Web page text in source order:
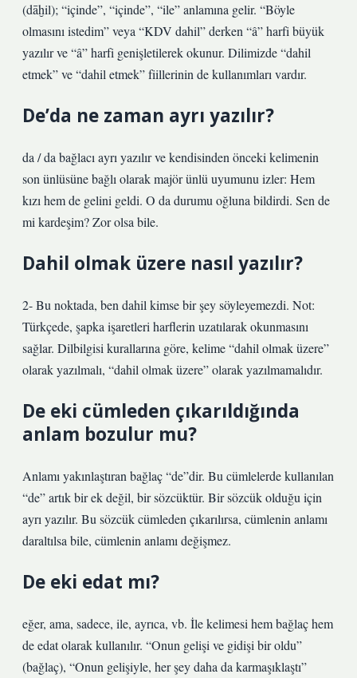
(dāḫil); “içinde”, “içinde”, “ile” anlamına gelir. “Böyle
olmasını istedim” veya “KDV dahil” derken “â” harfi büyük
yazılır ve “â” harfi genişletilerek okunur. Dilimizde “dahil
etmek” ve “dahil etmek” fiillerinin de kullanımları vardır.
De’da ne zaman ayrı yazılır?
da / da bağlacı ayrı yazılır ve kendisinden önceki kelimenin
son ünlüsüne bağlı olarak majör ünlü uyumunu izler: Hem
kızı hem de gelini geldi. O da durumu oğluna bildirdi. Sen de
mi kardeşim? Zor olsa bile.
Dahil olmak üzere nasıl yazılır?
2- Bu noktada, ben dahil kimse bir şey söyleyemezdi. Not:
Türkçede, şapka işaretleri harflerin uzatılarak okunmasını
sağlar. Dilbilgisi kurallarına göre, kelime “dahil olmak üzere”
olarak yazılmalı, “dahil olmak üzere” olarak yazılmamalıdır.
De eki cümleden çıkarıldığında
anlam bozulur mu?
Anlamı yakınlaştıran bağlaç “de”dir. Bu cümlelerde kullanılan
“de” artık bir ek değil, bir sözcüktür. Bir sözcük olduğu için
ayrı yazılır. Bu sözcük cümleden çıkarılırsa, cümlenin anlamı
daraltılsa bile, cümlenin anlamı değişmez.
De eki edat mı?
eğer, ama, sadece, ile, ayrıca, vb. İle kelimesi hem bağlaç hem
de edat olarak kullanılır. “Onun gelişi ve gidişi bir oldu”
(bağlaç), “Onun gelişiyle, her şey daha da karmaşıklaştı”